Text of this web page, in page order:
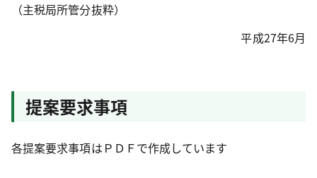
（主税局所管分抜粋）
平成27年6月
提案要求事項
各提案要求事項はＰＤＦで作成しています